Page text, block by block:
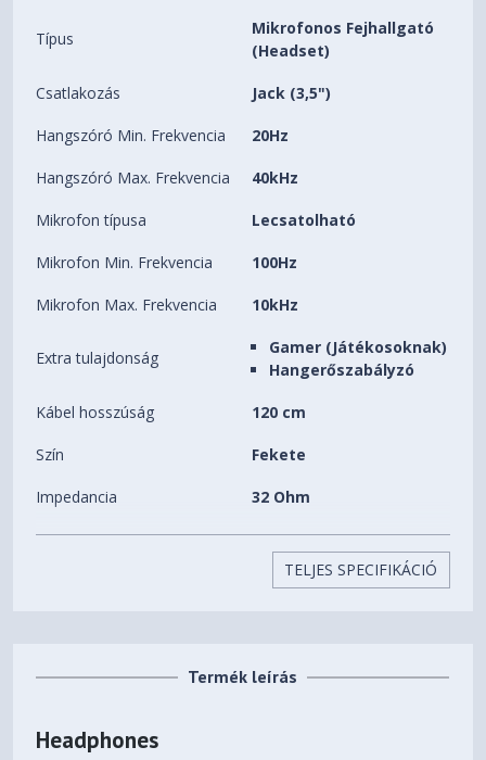
Típus
Mikrofonos Fejhallgató
(Headset)
Csatlakozás Jack (3,5")
Hangszóró Min. Frekvencia 20Hz
Hangszóró Max. Frekvencia 40kHz
Mikrofon típusa Lecsatolható
Mikrofon Min. Frekvencia 100Hz
Mikrofon Max. Frekvencia 10kHz
Extra tulajdonság
Gamer (Játékosoknak)
Hangerőszabályzó
Kábel hosszúság 120 cm
Szín Fekete
Impedancia 32 Ohm
Érzékenység N/A
Zárt rendszerű
0.45 kg
TELJES SPECIFIKÁCIÓ
Termék leírás
Headphones